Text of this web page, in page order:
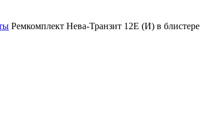
Ремкомплект Нева-Транзит 12Е (И) в блистере